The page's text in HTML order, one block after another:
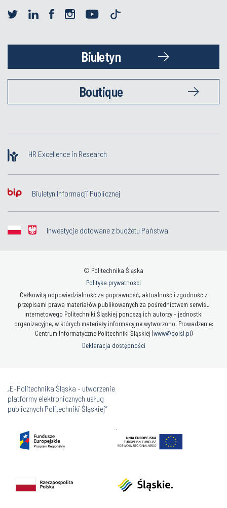
Biuletyn
Boutique
HR Excellence in Research
Biuletyn Informacji Publicznej
Inwestycje dotowane z budżetu Państwa
© Politechnika Śląska
Polityka prywatności
Całkowitą odpowiedzialność za poprawność, aktualność i zgodność z
przepisami prawa materiałów publikowanych za pośrednictwem serwisu
internetowego Politechniki Śląskiej ponoszą ich autorzy - jednostki
organizacyjne, w których materiały informacyjne wytworzono. Prowadzenie:
Centrum Informatyczne Politechniki Śląskiej (www@polsl.pl)
Deklaracja dostępności
„E-Politechnika Śląska - utworzenie
platformy elektronicznych usług
publicznych Politechniki Śląskiej”